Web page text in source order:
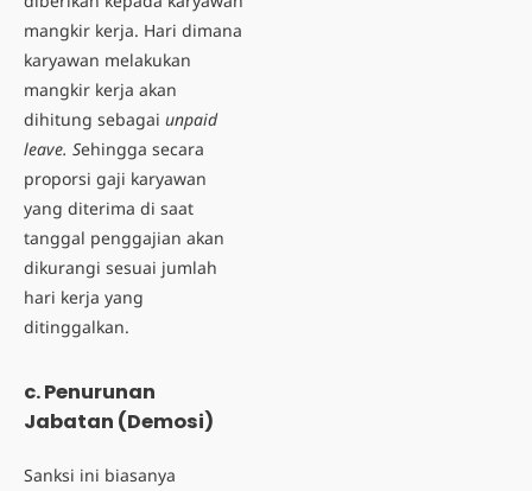
mangkir kerja. Hari dimana
karyawan melakukan
mangkir kerja akan
dihitung sebagai unpaid
leave. Sehingga secara
proporsi gaji karyawan
yang diterima di saat
tanggal penggajian akan
dikurangi sesuai jumlah
hari kerja yang
ditinggalkan.
c. Penurunan
Jabatan (Demosi)
Sanksi ini biasanya